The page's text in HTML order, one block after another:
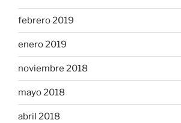
febrero 2019
enero 2019
noviembre 2018
mayo 2018
abril 2018